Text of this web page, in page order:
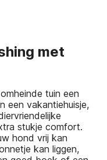
met
tuin een
een vakantiehuisje,
stukje comfort.
hond vrij kan
kan liggen,